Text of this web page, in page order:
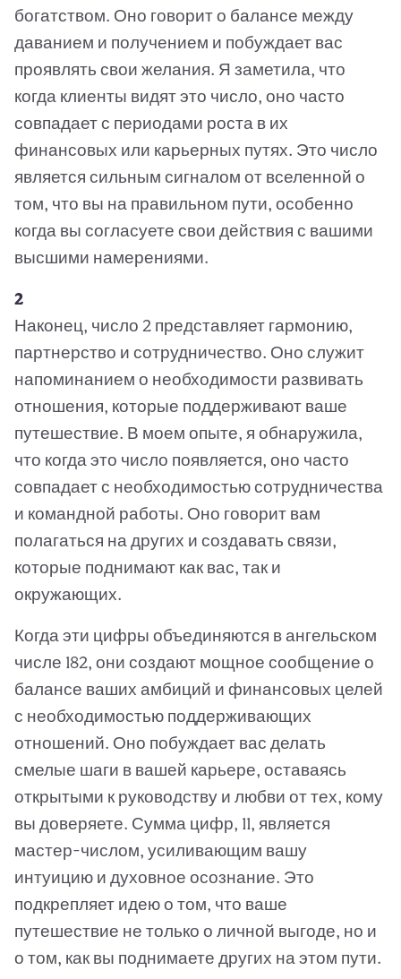
богатством. Оно говорит о балансе между
даванием и получением и побуждает вас
проявлять свои желания. Я заметила, что
когда клиенты видят это число, оно часто
совпадает с периодами роста в их
финансовых или карьерных путях. Это число
является сильным сигналом от вселенной о
том, что вы на правильном пути, особенно
когда вы согласуете свои действия с вашими
высшими намерениями.
2
Наконец, число 2 представляет гармонию,
партнерство и сотрудничество. Оно служит
напоминанием о необходимости развивать
отношения, которые поддерживают ваше
путешествие. В моем опыте, я обнаружила,
что когда это число появляется, оно часто
совпадает с необходимостью сотрудничества
и командной работы. Оно говорит вам
полагаться на других и создавать связи,
которые поднимают как вас, так и
окружающих.
Когда эти цифры объединяются в ангельском
числе 182, они создают мощное сообщение о
балансе ваших амбиций и финансовых целей
с необходимостью поддерживающих
отношений. Оно побуждает вас делать
смелые шаги в вашей карьере, оставаясь
открытыми к руководству и любви от тех, кому
вы доверяете. Сумма цифр, 11, является
мастер-числом, усиливающим вашу
интуицию и духовное осознание. Это
подкрепляет идею о том, что ваше
путешествие не только о личной выгоде, но и
о том, как вы поднимаете других на этом пути.